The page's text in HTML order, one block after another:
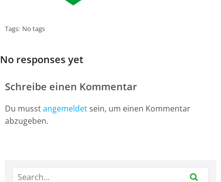
Tags: No tags
No responses yet
Schreibe einen Kommentar
Du musstangemeldet sein, um einen Kommentar
abzugeben.